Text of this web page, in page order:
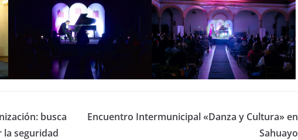
busca
la seguridad
Encuentro Intermunicipal «Danza y Cultura» en
Sahuayo